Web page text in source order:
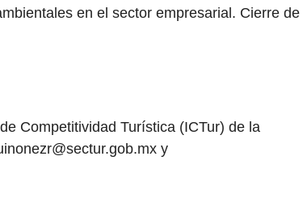
en el sector empresarial. Cierre de
Competitividad Turística (ICTur) de la
y